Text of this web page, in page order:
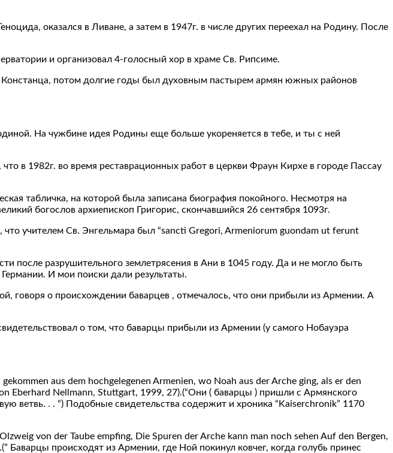
оказался в Ливане, а затем в 1947г. в числе других переехал на Родину. После
и организовал 4-голосный хор в храме Св. Рипсиме.
потом долгие годы был духовным пастырем армян южных районов
На чужбине идея Родины еще больше укореняется в тебе, и ты с ней
в 1982г. во время реставрационных работ в церкви Фраун Кирхе в городе Пассау
табличка, на которой была записана биография покойного. Несмотря на
богослов архиепископ Григорис, скончавшийся 26 сентября 1093г.
что учителем Св. Энгельмара был “sancti Gregori, Armeniorum guondam ut ferunt
после разрушительного землетрясения в Ани в 1045 году. Да и не могло быть
И мои поиски дали результаты.
говоря о происхождении баварцев , отмечалось, что они прибыли из Армении. А
о том, что баварцы прибыли из Армении (у самого Нобауэра
aus dem hochgelegenen Armenien, wo Noah aus der Arche ging, als er den
Eberhard Nellmann, Stuttgart, 1999, 27).(“Они ( баварцы ) пришли с Армянского
ветвь. . . “) Подобные свидетельства содержит и хроника “Kaiserchronik” 1170
von der Taube empfing, Die Spuren der Arche kann man noch sehen Auf den Bergen,
Баварцы происходят из Армении, где Ной покинул ковчег, когда голубь принес